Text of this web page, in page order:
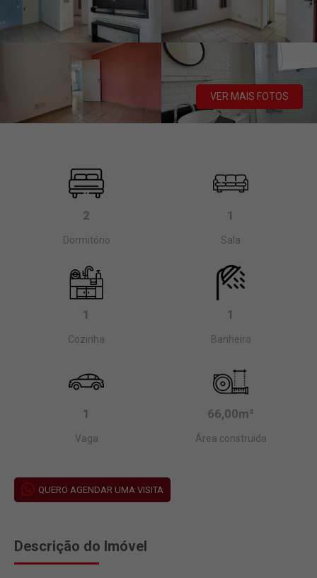
VER MAIS FOTOS
2
Dormitório
1
Sala
1
Cozinha
1
Banheiro
1
Vaga
66,00m²
Área construída
QUERO AGENDAR UMA VISITA
Descrição do Imóvel